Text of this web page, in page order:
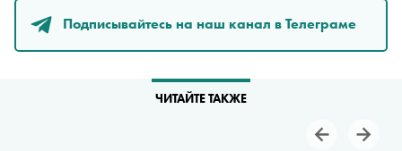
Подписывайтесь на наш канал в Телеграме
ЧИТАЙТЕ ТАКЖЕ